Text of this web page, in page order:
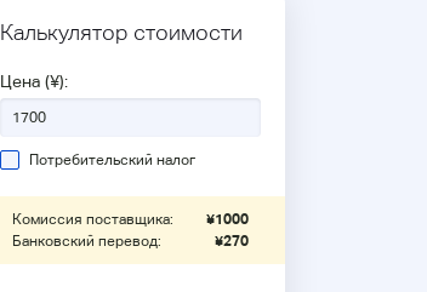
Калькулятор стоимости
Цена (¥):
Потребительский налог
Комиссия поставщика: ¥1000
Банковский перевод:
¥270